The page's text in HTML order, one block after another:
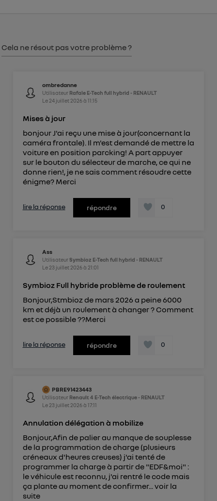
Cela ne résout pas votre problème ?
ombredanne
Utilisateur Rafale E-Tech full hybrid - RENAULT
Le 24 juillet 2026à 11:15
Mises à jour
bonjour J'ai reçu une mise à jour(concernant la
caméra frontale). Il m'est demandé de mettre la
voiture en position parcking! A part appuyer
sur le bouton du sélecteur de marche, ce qui ne
donne rien!, je ne sais comment résoudre cette
énigme? Merci
lire la réponse répondre 0
Ass
UtilisateurSymbioz E-Tech full hybrid - RENAULT
Le 23 juillet 2026à 21:01
Symbioz Full hybride problème de roulement
Bonjour,Stmbioz de mars 2026 a peine 6000
km et déjà un roulement à changer ? Comment
est ce possible ??Merci
lire la réponse répondre 0
PBRE91423443
Utilisateur Renault 4 E-Tech électrique - RENAULT
Le 23 juillet 2026à 17:11
Annulation délégation à mobilize
Bonjour,Afin de palier au manque de souplesse
de la programmation de charge (plusieurs
créneaux d'heures creuses) j'ai tenté de
programmer la charge à partir de "EDF&moi" :
le véhicule est reconnu, j'ai rentré le code mais
ça plante au moment de confirmer... voir la
suite
Politique d'information sur les données
personnelles d'Utiq